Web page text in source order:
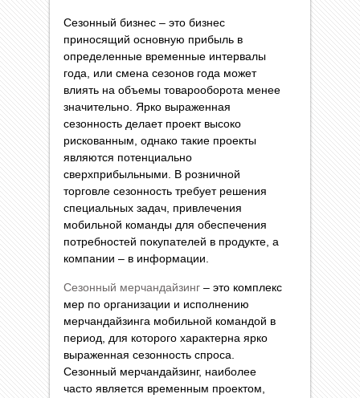
Сезонный бизнес – это бизнес
приносящий основную прибыль в
определенные временные интервалы
года, или смена сезонов года может
влиять на объемы товарооборота менее
значительно. Ярко выраженная
сезонность делает проект высоко
рискованным, однако такие проекты
являются потенциально
сверхприбыльными. В розничной
торговле сезонность требует решения
специальных задач, привлечения
мобильной команды для обеспечения
потребностей покупателей в продукте, а
компании – в информации.
Сезонный мерчандайзинг – это комплекс
мер по организации и исполнению
мерчандайзинга мобильной командой в
период, для которого характерна ярко
выраженная сезонность спроса.
Сезонный мерчандайзинг, наиболее
часто является временным проектом,